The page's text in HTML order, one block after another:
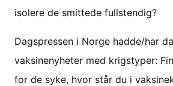
isolere de smittede fullstendig?
Dagspressen i Norge hadde/har
vaksinenyheter med krigstyper:
for de syke, hvor står du i